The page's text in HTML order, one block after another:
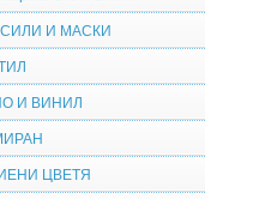
И МАСКИ
И ВИНИЛ
ЦВЕТЯ